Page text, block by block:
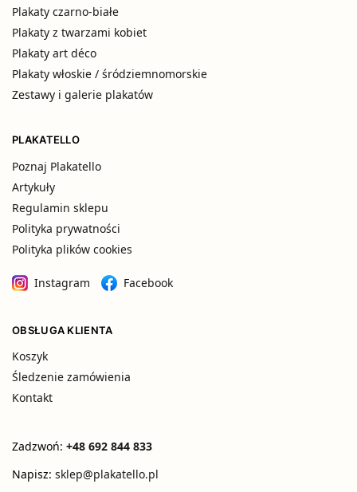
Plakaty czarno-białe
Plakaty z twarzami kobiet
Plakaty art déco
Plakaty włoskie / śródziemnomorskie
Zestawy i galerie plakatów
PLAKATELLO
Poznaj Plakatello
Artykuły
Regulamin sklepu
Polityka prywatności
Polityka plików cookies
Instagram Facebook
OBSŁUGA KLIENTA
Koszyk
Śledzenie zamówienia
Kontakt
Zadzwoń: +48 692 844 833
Napisz: sklep@plakatello.pl